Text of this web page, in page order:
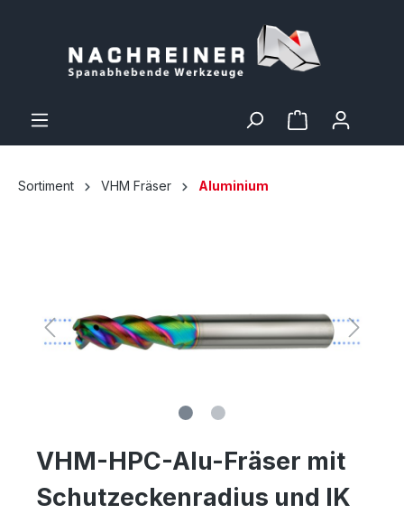
Sortiment VHM Fräser Aluminium
VHM-HPC-Alu-Fräser mit
Schutzeckenradius und IK